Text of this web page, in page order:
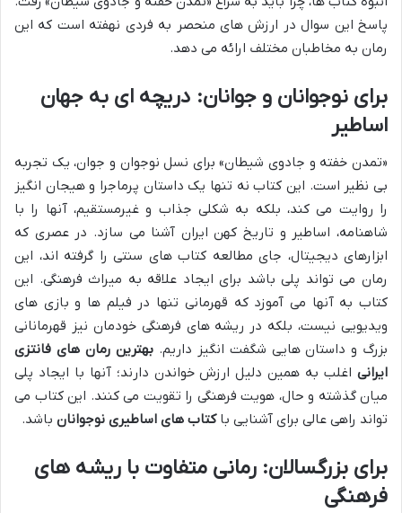
پاسخ این سوال در ارزش های منحصر به فردی نهفته است که این
رمان به مخاطبان مختلف ارائه می دهد.
برای نوجوانان و جوانان: دریچه ای به جهان
اساطیر
«تمدن خفته و جادوی شیطان» برای نسل نوجوان و جوان، یک تجربه
بی نظیر است. این کتاب نه تنها یک داستان پرماجرا و هیجان انگیز
را روایت می کند، بلکه به شکلی جذاب و غیرمستقیم، آنها را با
شاهنامه، اساطیر و تاریخ کهن ایران آشنا می سازد. در عصری که
ابزارهای دیجیتال، جای مطالعه کتاب های سنتی را گرفته اند، این
رمان می تواند پلی باشد برای ایجاد علاقه به میراث فرهنگی. این
کتاب به آنها می آموزد که قهرمانی تنها در فیلم ها و بازی های
ویدیویی نیست، بلکه در ریشه های فرهنگی خودمان نیز قهرمانانی
بزرگ و داستان هایی شگفت انگیز داریم. بهترین رمان های فانتزی
ایرانی اغلب به همین دلیل ارزش خواندن دارند؛ آنها با ایجاد پلی
میان گذشته و حال، هویت فرهنگی را تقویت می کنند. این کتاب می
تواند راهی عالی برای آشنایی باکتاب های اساطیری نوجوانان باشد.
برای بزرگسالان: رمانی متفاوت با ریشه های
فرهنگی